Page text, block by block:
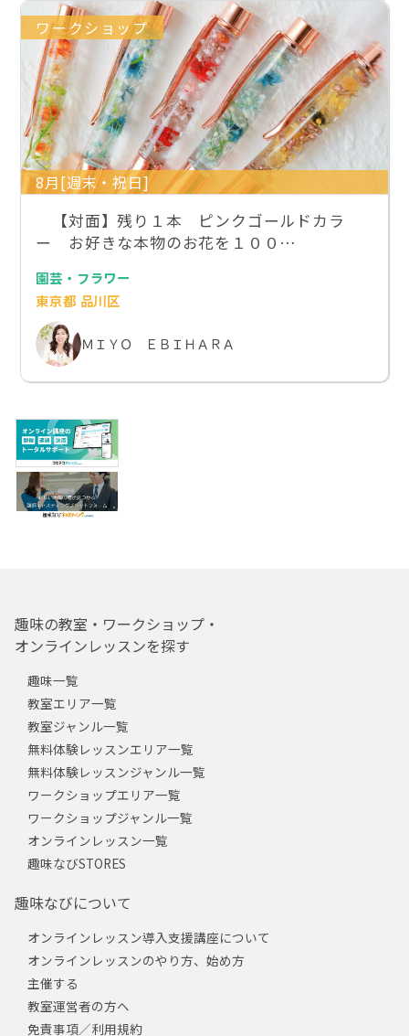
ワークショップ
8月[週末・祝日]
【対面】残り１本 ピンクゴールドカラ
ー お好きな本物のお花を１００…
園芸・フラワー
東京都 品川区
ＭＩＹＯ ＥＢＩＨＡＲＡ
趣味の教室・ワークショップ・
オンラインレッスンを探す
趣味一覧
教室エリア一覧
教室ジャンル一覧
無料体験レッスンエリア一覧
無料体験レッスンジャンル一覧
ワークショップエリア一覧
ワークショップジャンル一覧
オンラインレッスン一覧
趣味なびSTORES
趣味なびについて
オンラインレッスン導入支援講座について
オンラインレッスンのやり方、始め方
主催する
教室運営者の方へ
免責事項／利用規約